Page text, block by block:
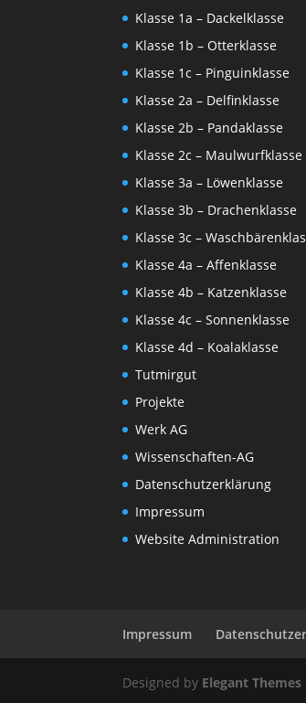
Klasse 1a – Dackelklasse
Klasse 1b – Otterklasse
Klasse 1c – Pinguinklasse
Klasse 2a – Delfinklasse
Klasse 2b – Pandaklasse
Klasse 2c – Maulwurfklasse
Klasse 3a – Löwenklasse
Klasse 3b – Drachenklasse
Klasse 3c –
Klasse 4a – Affenklasse
Klasse 4b – Katzenklasse
Klasse 4c – Sonnenklasse
Klasse 4d – Koalaklasse
Tutmirgut
Projekte
Werk AG
Wissenschaften-AG
Datenschutzerklärung
Impressum
Website Administration
Impressum
Designed by Elegant Themes